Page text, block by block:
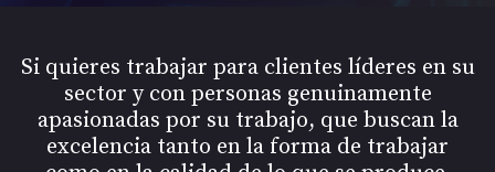
Si quieres trabajar para clientes líderes en su
sector y con personas genuinamente
apasionadas por su trabajo, que buscan la
excelencia tanto en la forma de trabajar